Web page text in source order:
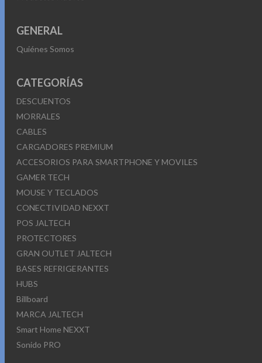
GENERAL
Quiénes Somos
CATEGORÍAS
DESCUENTOS
MORRALES
CABLES
CARGADORES PREMIUM
ACCESORIOS PARA SMARTPHONE Y MOVILES
GAMER TECH
MOUSE Y TECLADOS
CONECTIVIDAD NEXXT
POS JALTECH
PROTECTORES
GRAN OUTLET JALTECH
BASES REFRIGERANTES
HUBS
Billboard
MARCA JALTECH
Smart Home NEXXT
Sonido PRO